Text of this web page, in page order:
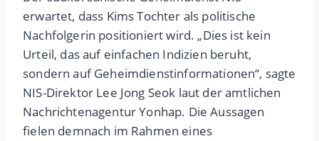
erwartet, dass Kims Tochter als politische
Nachfolgerin positioniert wird. „Dies ist kein
Urteil, das auf einfachen Indizien beruht,
sondern auf Geheimdienstinformationen“, sagte
NIS-Direktor Lee Jong Seok laut der amtlichen
Nachrichtenagentur Yonhap. Die Aussagen
fielen demnach im Rahmen eines